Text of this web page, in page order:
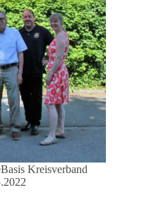
Kreisverband